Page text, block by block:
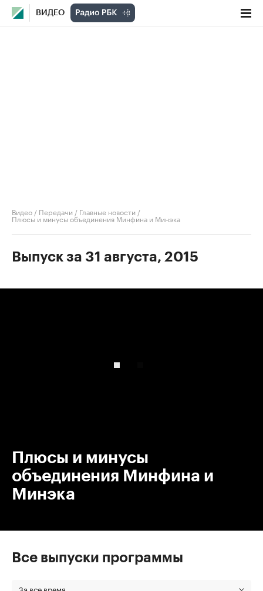
ВИДЕО
Видео / Передачи / Главные новости /
Плюсы и минусы объединения Минфина и Минэка
Выпуск за 31 августа, 2015
Плюсы и минусы
объединения Минфина и
Минэка
Все выпуски программы
За все время